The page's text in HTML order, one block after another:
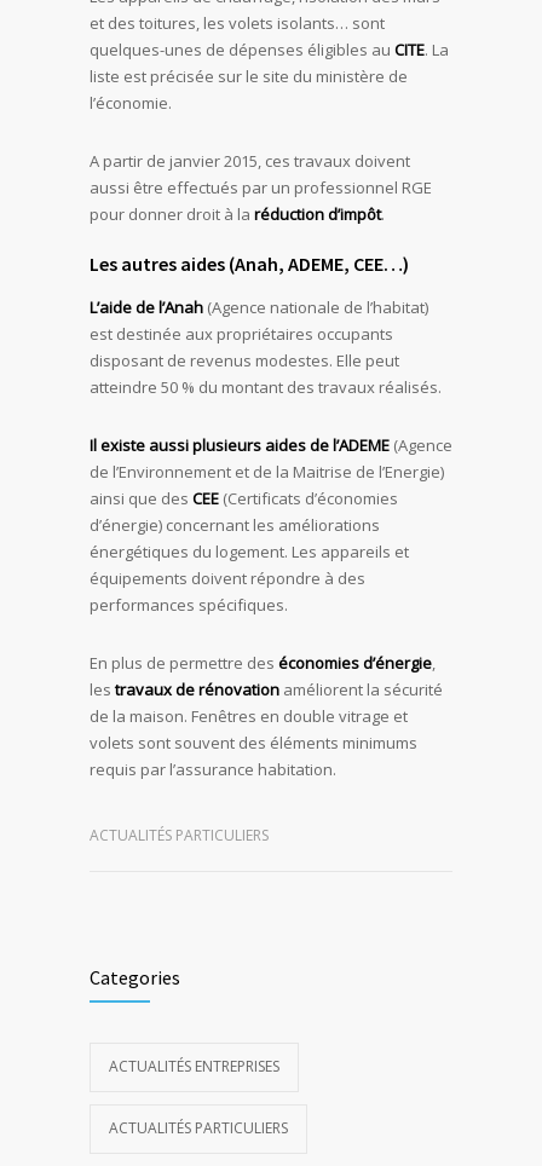
et des toitures, les volets isolants… sont
quelques-unes de dépenses éligibles au CITE. La
liste est précisée sur le site du ministère de
l’économie.
A partir de janvier 2015, ces travaux doivent
aussi être effectués par un professionnel RGE
pour donner droit à la réduction d’impôt.
Les autres aides (Anah, ADEME, CEE…)
L’aide de l’Anah (Agence nationale de l’habitat)
est destinée aux propriétaires occupants
disposant de revenus modestes. Elle peut
atteindre 50 % du montant des travaux réalisés.
Il existe aussi plusieurs aides de l’ADEME (Agence
de l’Environnement et de la Maitrise de l’Energie)
ainsi que des CEE (Certificats d’économies
d’énergie) concernant les améliorations
énergétiques du logement. Les appareils et
équipements doivent répondre à des
performances spécifiques.
En plus de permettre des économies d’énergie,
lestravaux de rénovation améliorent la sécurité
de la maison. Fenêtres en double vitrage et
volets sont souvent des éléments minimums
requis par l’assurance habitation.
ACTUALITÉS PARTICULIERS
Categories
ACTUALITÉS ENTREPRISES
ACTUALITÉS PARTICULIERS